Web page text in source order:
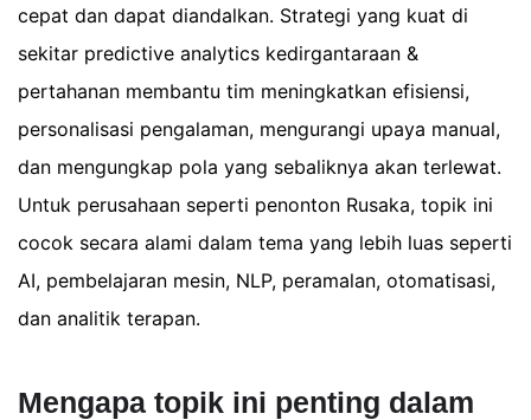
cepat dan dapat diandalkan. Strategi yang kuat di
sekitar predictive analytics kedirgantaraan &
pertahanan membantu tim meningkatkan efisiensi,
personalisasi pengalaman, mengurangi upaya manual,
dan mengungkap pola yang sebaliknya akan terlewat.
Untuk perusahaan seperti penonton Rusaka, topik ini
cocok secara alami dalam tema yang lebih luas seperti
AI, pembelajaran mesin, NLP, peramalan, otomatisasi,
dan analitik terapan.
Mengapa topik ini penting dalam